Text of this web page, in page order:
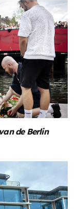
de Berlin